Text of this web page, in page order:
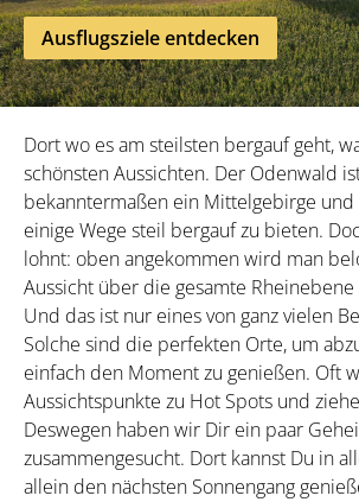
Ausflugsziele entdecken
Dort wo es am steilsten bergauf geht,
schönsten Aussichten. Der Odenwald
bekanntermaßen ein Mittelgebirge
einige Wege steil bergauf zu bieten.
lohnt: oben angekommen wird man
Aussicht über die gesamte Rheinebene
Und das ist nur eines von ganz vielen
Solche sind die perfekten Orte, um
einfach den Moment zu genießen. Oft
Aussichtspunkte zu Hot Spots und
Deswegen haben wir Dir ein paar
zusammengesucht. Dort kannst Du in
allein den nächsten Sonnengang